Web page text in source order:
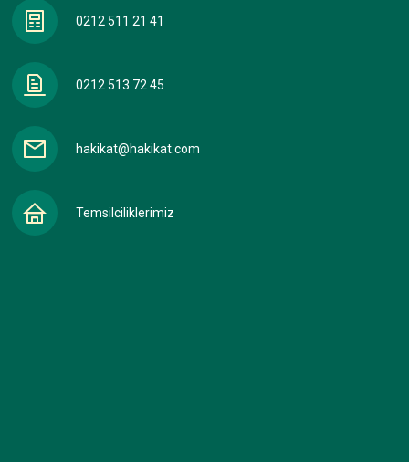
0212 511 21 41
0212 513 72 45
hakikat@hakikat.com
Temsilciliklerimiz